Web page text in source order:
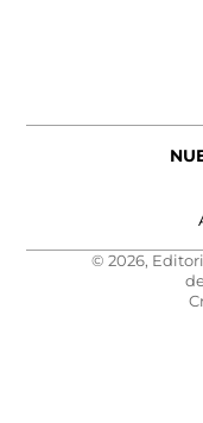
© 2026,